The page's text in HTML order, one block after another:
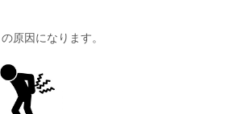
の原因になります。